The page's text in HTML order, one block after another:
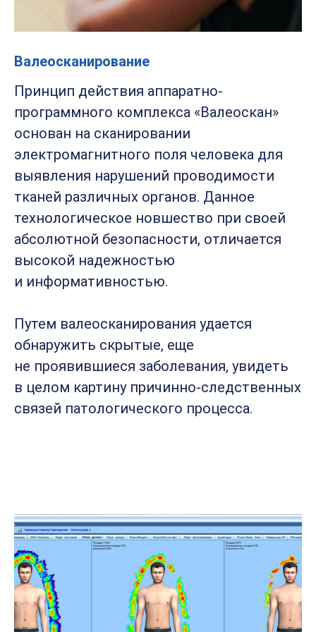
Валеосканирование
Принцип действия аппаратно-
программного комплекса «Валеоскан»
основан на сканировании
электромагнитного поля человека для
выявления нарушений проводимости
тканей различных органов. Данное
технологическое новшество при своей
абсолютной безопасности, отличается
высокой надежностью
и информативностью.
Путем валеосканирования удается
обнаружить скрытые, еще
не проявившиеся заболевания, увидеть
в целом картину причинно-следственных
связей патологического процесса.